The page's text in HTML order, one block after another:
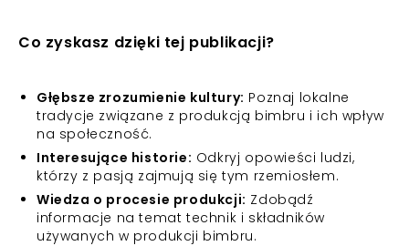
Co zyskasz dzięki tej publikacji?
Głębsze zrozumienie kultury: Poznaj lokalne
tradycje związane z produkcją bimbru i ich wpływ
na społeczność.
Interesujące historie: Odkryj opowieści ludzi,
którzy z pasją zajmują się tym rzemiosłem.
Wiedza o procesie produkcji: Zdobądź
informacje na temat technik i składników
używanych w produkcji bimbru.